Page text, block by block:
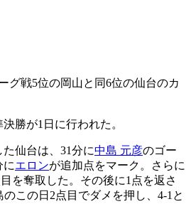
グ戦5位の岡山と同6位の仙台のカ
勝が1日に行われた。
仙台は、31分に中島 元彦のゴー
にエロンが追加点をマーク。さらに
を奪取した。その後に1点を返さ
この日2点目でダメを押し、4-1と